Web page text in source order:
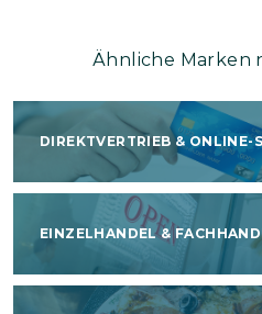
Ähnliche Marken
DIREKTVERTRIEB & ONLINE-
EINZELHANDEL &